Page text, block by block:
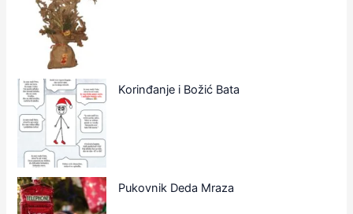
Korinđanje i Božić Bata
Pukovnik Deda Mraza